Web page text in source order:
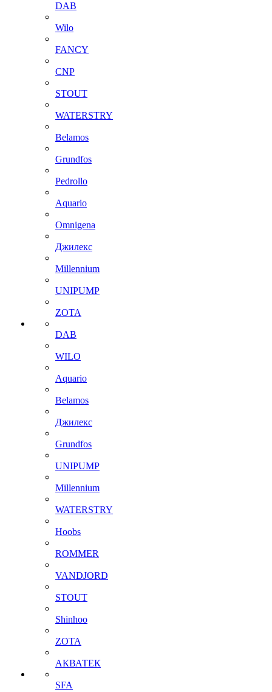
DAB
Wilo
FANCY
CNP
STOUT
WATERSTRY
Belamos
Grundfos
Pedrollo
Aquario
Omnigena
Джилекс
Millennium
UNIPUMP
ZOTA
DAB
WILO
Aquario
Belamos
Джилекс
Grundfos
UNIPUMP
Millennium
WATERSTRY
Hoobs
ROMMER
VANDJORD
STOUT
Shinhoo
ZOTA
АКВАТЕК
SFA